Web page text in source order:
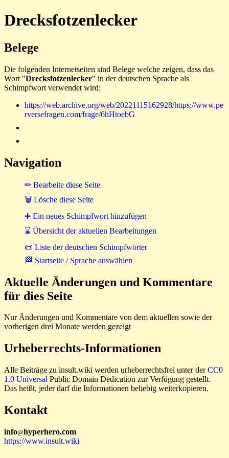
Drecksfotzenlecker
Belege
Die folgenden Internetseiten sind Belege welche zeigen, dass das
Wort "Drecksfotzenlecker" in der deutschen Sprache als
Schimpfwort verwendet wird:
https://web.archive.org/web/20221115162928/https://www.pe
rversefragen.com/frage/6hHtoebG
Navigation
✏ Bearbeite diese Seite
🗑 Lösche diese Seite
➕ Ein neues Schimpfwort hinzufügen
⌛ Übersicht der aktuellen Bearbeitungen
📜 Liste der deutschen Schimpfwörter
🏁 Startseite / Sprache auswählen
Aktuelle Änderungen und Kommentare
für dies Seite
Nur Änderungen und Kommentare von dem aktuellen sowie der
vorherigen drei Monate werden gezeigt
Urheberrechts-Informationen
Alle Beiträge zu insult.wiki werden urheberrechtsfrei unter derCC0
1.0 Universal Public Domain Dedication zur Verfügung gestellt.
Das heißt, jeder darf die Informationen beliebig weiterkopieren.
Kontakt
info@hyperhero.com
https://www.insult.wiki